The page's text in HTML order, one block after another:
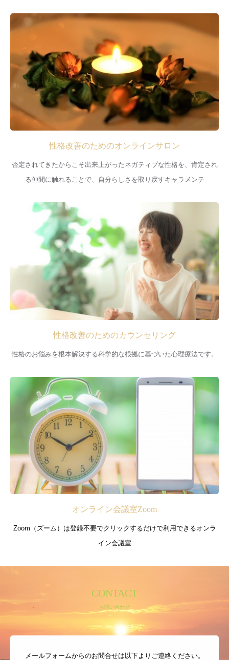
性格改善のためのオンラインサロン
否定されてきたからこそ出来上がったネガティブな性格を、肯定され
る仲間に触れることで、自分らしさを取り戻すキャラメンテ
性格改善のためのカウンセリング
性格のお悩みを根本解決する科学的な根拠に基づいた心理療法です。
オンライン会議室Zoom
Zoom（ズーム）は登録不要でクリックするだけで利用できるオンラ
イン会議室
CONTACT
お問い合わせ
メールフォームからのお問合せは以下よりご連絡ください。
プロフィール
各種講座
お客さまのお声
BLOG
会員ページ